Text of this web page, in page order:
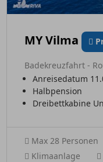
MY Vilma
Badekreuzfahrt -
Anreisedatum
Halbpension
Dreibettkabine
Max 28 Personen
Klimaanlage